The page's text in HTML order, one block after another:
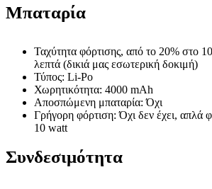
Μπαταρία
Ταχύτητα φόρτισης, από το 20% στο
λεπτά (δικιά μας εσωτερική δοκιμή)
Τύπος: Li-Po
Χωρητικότητα: 4000 mAh
Αποσπώμενη μπαταρία: Όχι
Γρήγορη φόρτιση: Όχι δεν έχει, απλά
10 watt
Συνδεσιμότητα